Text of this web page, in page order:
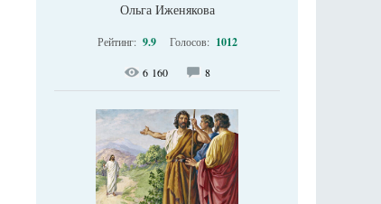
Ольга Иженякова
Рейтинг: 9.9 Голосов: 1012
6 160 8